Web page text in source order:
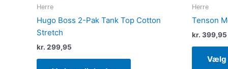
Herre
Hugo Boss 2-Pak Tank Top Cotton
Stretch
kr. 299,95
Herre
Tenson
kr. 399,95
Vælg